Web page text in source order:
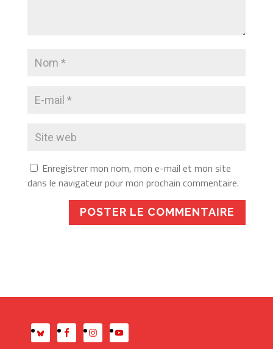
Enregistrer mon nom, mon e-mail et mon site
dans le navigateur pour mon prochain commentaire.